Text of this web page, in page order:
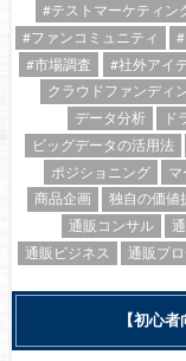
#テストマーケティン
#ファンコミュニティ
#市場調査
#社外アイ
クラウドファンディ
データ分析
ド
ビッグデータの活用法
ポジショニング
商品企画
独自の価値
通販コンサル
通販ビジネス
通販プ
【初心